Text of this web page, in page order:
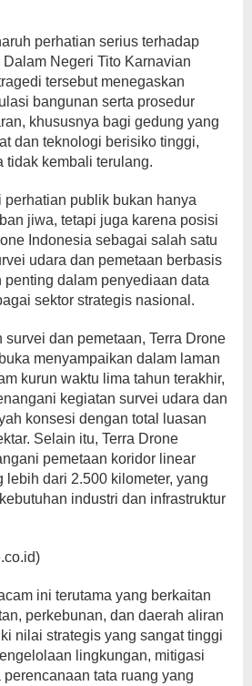
perhatian serius terhadap
Negeri Tito Karnavian
tersebut menegaskan
bangunan serta prosedur
khususnya bagi gedung yang
dan teknologi berisiko tinggi,
tidak kembali terulang.
publik bukan hanya
jiwa, tetapi juga karena posisi
Indonesia sebagai salah satu
udara dan pemetaan berbasis
penting dalam penyediaan data
sektor strategis nasional.
dan pemetaan, Terra Drone
menyampaikan dalam laman
kurun waktu lima tahun terakhir,
kegiatan survei udara dan
konsesi dengan total luasan
Selain itu, Terra Drone
pemetaan koridor linear
lebih dari 2.500 kilometer, yang
industri dan infrastruktur
ini terutama yang berkaitan
perkebunan, dan daerah aliran
nilai strategis yang sangat tinggi
lingkungan, mitigasi
tata ruang yang